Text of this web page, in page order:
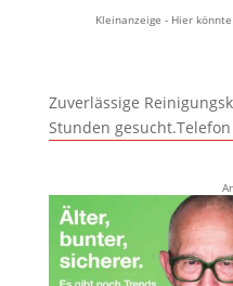
Kleinanzeige - Hier
Zuverlässige
Stunden